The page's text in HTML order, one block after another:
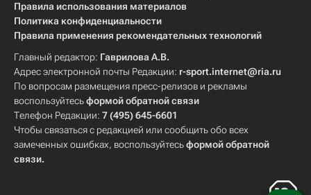
Правила использования материалов
Политика конфиденциальности
Правила применения рекомендательных технологий
Главный редактор: Гаврилова А.В.
Адрес электронной почты Редакции: r-sport.internet@ria.ru
По вопросам размещения пресс-релизов и рекламы
воспользуйтесьформой обратной связи
Телефон Редакции: 7 (495) 645-6601
Чтобы связаться с редакцией или сообщить обо всех
замеченных ошибках, воспользуйтесьформой обратной
связи.